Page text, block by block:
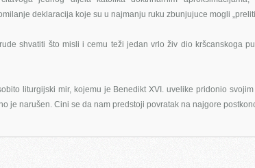
deklaracija koje su u najmanju ruku zbunjujuce mogli „preliti
shvatiti što misli i cemu teži jedan vrlo živ dio kršcanskoga
liturgijski mir, kojemu je Benedikt XVI. uvelike pridonio
je narušen. Cini se da nam predstoji povratak na najgore